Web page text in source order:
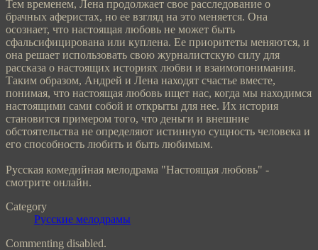
Тем временем, Лена продолжает свое расследование о
брачных аферистах, но ее взгляд на это меняется. Она
осознает, что настоящая любовь не может быть
сфальсифицирована или куплена. Ее приоритеты меняются, и
она решает использовать свою журналистскую силу для
рассказа о настоящих историях любви и взаимопонимания.
Таким образом, Андрей и Лена находят счастье вместе,
понимая, что настоящая любовь ищет нас, когда мы находимся
настоящими сами собой и открыты для нее. Их история
становится примером того, что деньги и внешние
обстоятельства не определяют истинную сущность человека и
его способность любить и быть любимым.
Русская комедийная мелодрама "Настоящая любовь" -
смотрите онлайн.
Category
Русские мелодрамы
Commenting disabled.